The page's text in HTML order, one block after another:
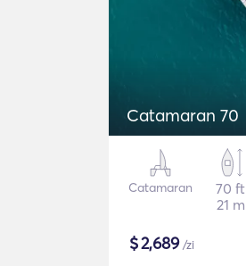
Catamaran 70
Catamaran
70 ft
21 m
$2,689/zi